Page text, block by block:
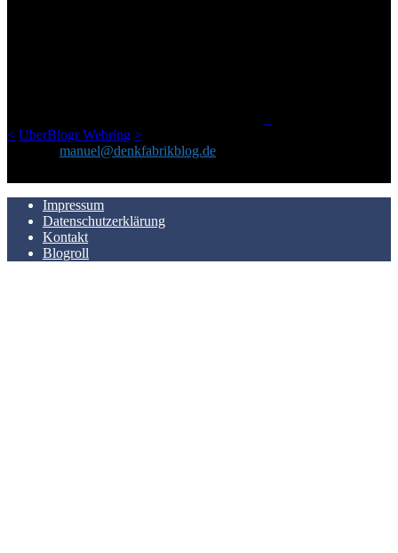
< UberBlogr Webring >
manuel@denkfabrikblog.de
Impressum
Datenschutzerklärung
Kontakt
Blogroll